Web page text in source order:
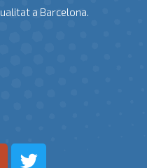
a Barcelona.